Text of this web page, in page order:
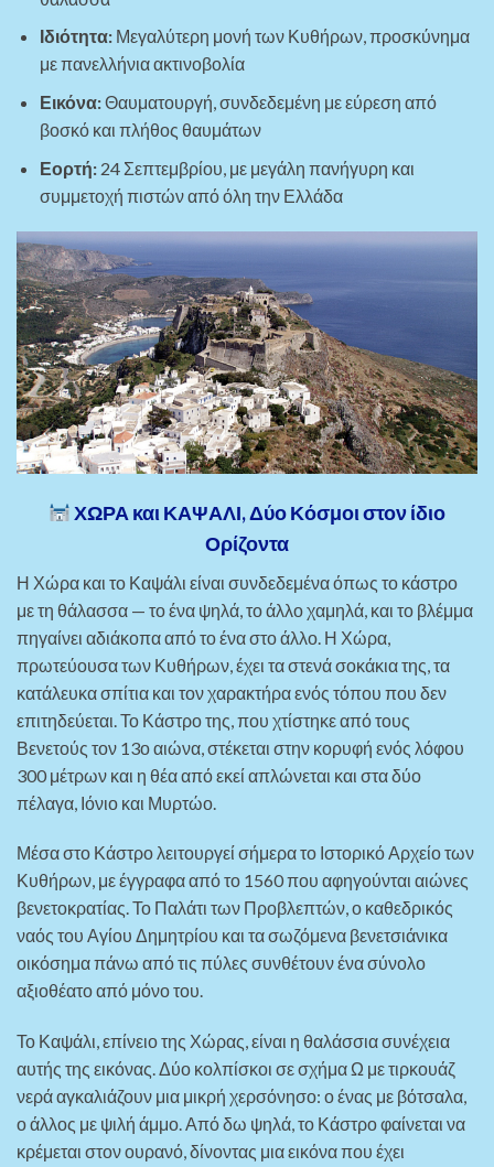
Ιδιότητα:Μεγαλύτερη μονή των Κυθήρων, προσκύνημα
με πανελλήνια ακτινοβολία
Εικόνα:Θαυματουργή, συνδεδεμένη με εύρεση από
βοσκό και πλήθος θαυμάτων
Εορτή:24 Σεπτεμβρίου, με μεγάλη πανήγυρη και
συμμετοχή πιστών από όλη την Ελλάδα
ΧΩΡΑ και ΚΑΨΑΛΙ, Δύο Κόσμοι στον ίδιο
Ορίζοντα
Η Χώρα και το Καψάλι είναι συνδεδεμένα όπως το κάστρο
με τη θάλασσα — το ένα ψηλά, το άλλο χαμηλά, και το βλέμμα
πηγαίνει αδιάκοπα από το ένα στο άλλο. Η Χώρα,
πρωτεύουσα των Κυθήρων, έχει τα στενά σοκάκια της, τα
κατάλευκα σπίτια και τον χαρακτήρα ενός τόπου που δεν
επιτηδεύεται. Το Κάστρο της, που χτίστηκε από τους
Βενετούς τον 13ο αιώνα, στέκεται στην κορυφή ενός λόφου
300 μέτρων και η θέα από εκεί απλώνεται και στα δύο
πέλαγα, Ιόνιο και Μυρτώο.
Μέσα στο Κάστρο λειτουργεί σήμερα το Ιστορικό Αρχείο των
Κυθήρων, με έγγραφα από το 1560 που αφηγούνται αιώνες
βενετοκρατίας. Το Παλάτι των Προβλεπτών, ο καθεδρικός
ναός του Αγίου Δημητρίου και τα σωζόμενα βενετσιάνικα
οικόσημα πάνω από τις πύλες συνθέτουν ένα σύνολο
αξιοθέατο από μόνο του.
Το Καψάλι, επίνειο της Χώρας, είναι η θαλάσσια συνέχεια
αυτής της εικόνας. Δύο κολπίσκοι σε σχήμα Ω με τιρκουάζ
νερά αγκαλιάζουν μια μικρή χερσόνησο: ο ένας με βότσαλα,
ο άλλος με ψιλή άμμο. Από δω ψηλά, το Κάστρο φαίνεται να
κρέμεται στον ουρανό, δίνοντας μια εικόνα που έχει